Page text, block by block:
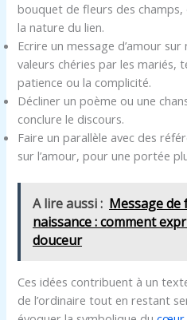
bouquet de fleurs des
la nature du lien.
Ecrire un message d’amour
valeurs chéries par les mariés,
patience ou la complicité.
Décliner un poème ou une
conclure le discours.
Faire un parallèle avec des
sur l’amour, pour une portée
A lire aussi : Message
naissance : comment
douceur
Ces idées contribuent à un
de l’ordinaire tout en restant